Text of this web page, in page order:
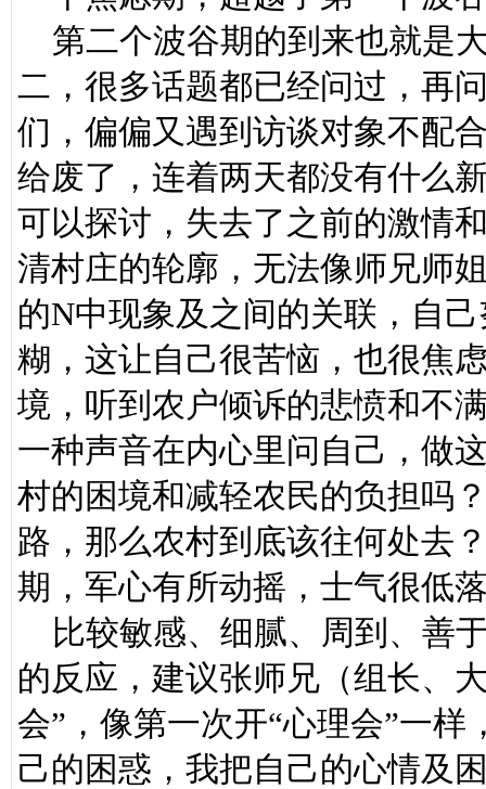
第二个波谷期的到来也就是
二，很多话题都已经问过，再
们，偏偏又遇到访谈对象不配
给废了，连着两天都没有什么
可以探讨，失去了之前的激情
清村庄的轮廓，无法像师兄师
的N中现象及之间的关联，自
糊，这让自己很苦恼，也很焦
境，听到农户倾诉的悲愤和不
一种声音在内心里问自己，做
村的困境和减轻农民的负担吗
路，那么农村到底该往何处去
期，军心有所动摇，士气很低
比较敏感、细腻、周到、善
的反应，建议张师兄（组长、
会”，像第一次开“心理会”一
己的困惑，我把自己的心情及